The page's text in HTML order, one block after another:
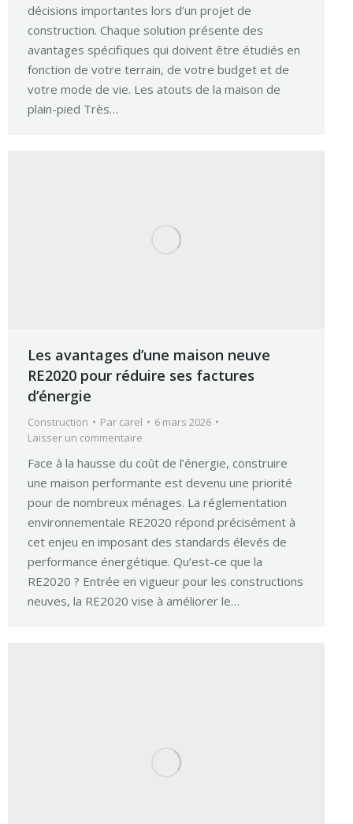
décisions importantes lors d’un projet de
construction. Chaque solution présente des
avantages spécifiques qui doivent être étudiés en
fonction de votre terrain, de votre budget et de
votre mode de vie. Les atouts de la maison de
plain-pied Très…
Les avantages d’une maison neuve
RE2020 pour réduire ses factures
d’énergie
Construction Par carel
6 mars 2026
Laisser un commentaire
Face à la hausse du coût de l’énergie, construire
une maison performante est devenu une priorité
pour de nombreux ménages. La réglementation
environnementale RE2020 répond précisément à
cet enjeu en imposant des standards élevés de
performance énergétique. Qu’est-ce que la
RE2020 ? Entrée en vigueur pour les constructions
neuves, la RE2020 vise à améliorer le…